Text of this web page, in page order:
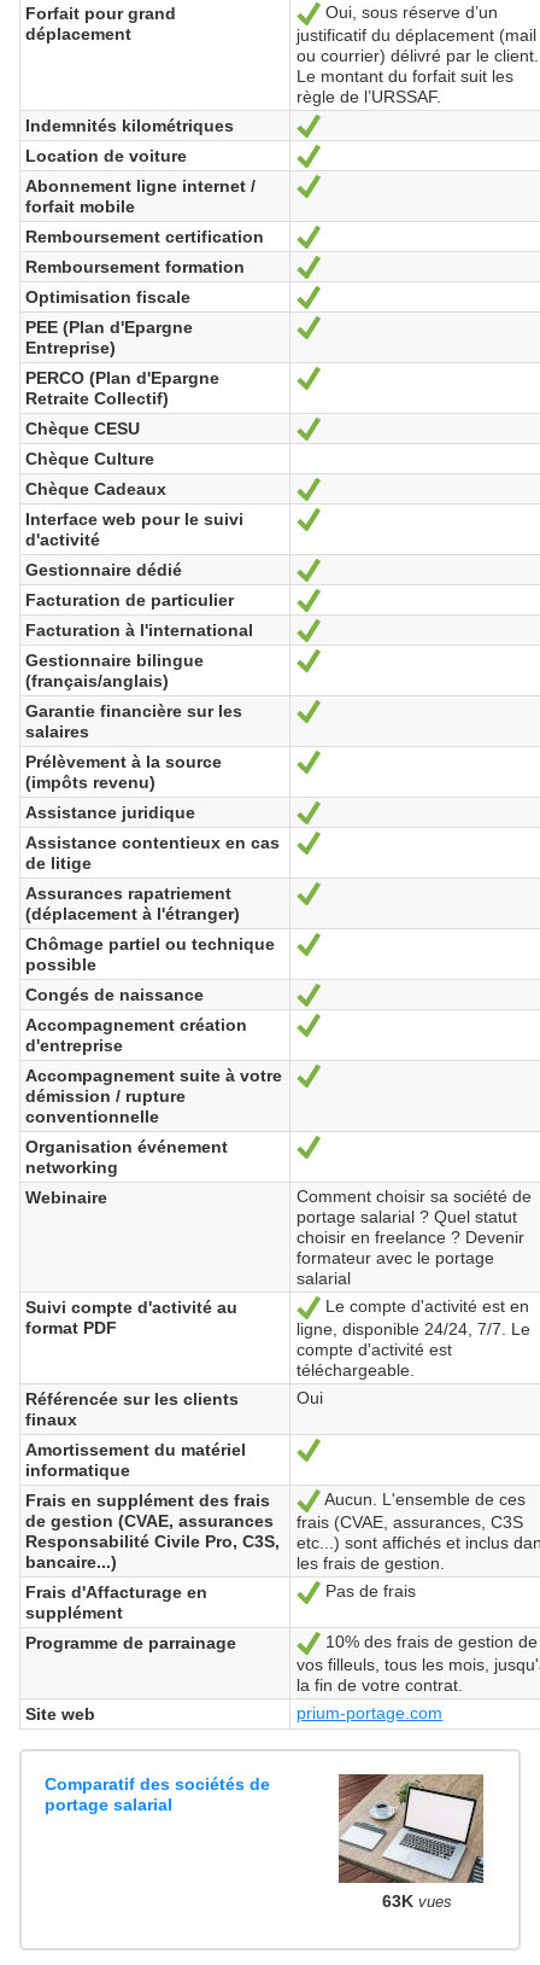
Forfait pour grand
déplacement
Oui
Oui, sous réserve d’un
justificatif du déplacement (mail
ou courrier) délivré par le client.
Le montant du forfait suit les
règle de l’URSSAF.
Indemnités kilométriques
Oui
Location de voiture
Oui
Abonnement ligne internet /
forfait mobile
Oui
Remboursement certification
Oui
Remboursement formation
Oui
Optimisation fiscale
Oui
PEE (Plan d'Epargne
Entreprise)
Oui
PERCO (Plan d'Epargne
Retraite Collectif)
Oui
Chèque CESU
Oui
Chèque Culture
Chèque Cadeaux
Oui
Interface web pour le suivi
d'activité
Oui
Gestionnaire dédié
Oui
Facturation de particulier
Oui
Facturation à l'international
Oui
Gestionnaire bilingue
(français/anglais)
Oui
Garantie financière sur les
salaires
Oui
Prélèvement à la source
(impôts revenu)
Oui
Assistance juridique
Oui
Assistance contentieux en cas
de litige
Oui
Assurances rapatriement
(déplacement à l'étranger)
Oui
Chômage partiel ou technique
possible
Oui
Congés de naissance
Oui
Accompagnement création
d'entreprise
Oui
Accompagnement suite à votre
démission / rupture
conventionnelle
Oui
Organisation événement
networking
Oui
Webinaire
Comment choisir sa société de
portage salarial ? Quel statut
choisir en freelance ? Devenir
formateur avec le portage
salarial
Suivi compte d'activité au
format PDF
Oui
Le compte d'activité est en
ligne, disponible 24/24, 7/7. Le
compte d'activité est
téléchargeable.
Référencée sur les clients
finaux
Oui
Amortissement du matériel
informatique
Oui
Frais en supplément des frais
de gestion (CVAE, assurances
Responsabilité Civile Pro, C3S,
bancaire...)
Oui
Aucun. L'ensemble de ces
frais (CVAE, assurances, C3S
etc...) sont affichés et inclus
les frais de gestion.
Frais d'Affacturage en
supplément
Oui
Pas de frais
Programme de parrainage Oui
10% des frais de gestion de
vos filleuls, tous les mois,
la fin de votre contrat.
Site web
prium-portage.com
Comparatif des sociétés de
portage salarial
63K vues